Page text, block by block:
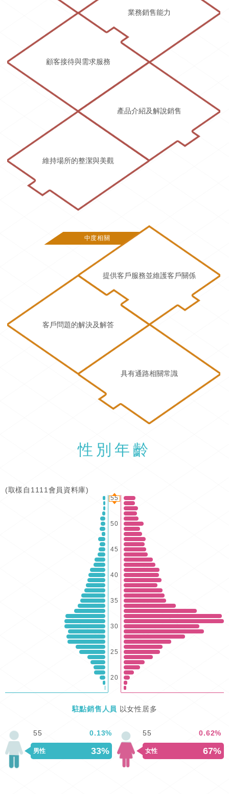
業務銷售能力
顧客接待與需求服務
產品介紹及解說銷售
維持場所的整潔與美觀
中度相關
提供客戶服務並維護客戶關係
客戶問題的解決及解答
具有通路相關常識
性別年齡
(取樣自1111會員資料庫)
55
50
45
40
35
30
25
20
駐點銷售人員 以女性居多
男性 33%
55 0.13%
女性 67%
55 0.62%